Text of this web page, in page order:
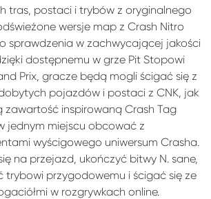
tras, postaci i trybów z oryginalnego
wersje map z Crash Nitro
sprawdzenia w zachwycającej jakości
dostępnemu w grze Pit Stopowi
Prix, gracze będą mogli ścigać się z
pojazdów i postaci z CNK, jak
zawartość inspirowaną Crash Tag
jednym miejscu obcować z
wyścigowego uniwersum Crasha.
na przejazd, ukończyć bitwy N. sane,
trybowi przygodowemu i ścigać się ze
w rozgrywkach online.